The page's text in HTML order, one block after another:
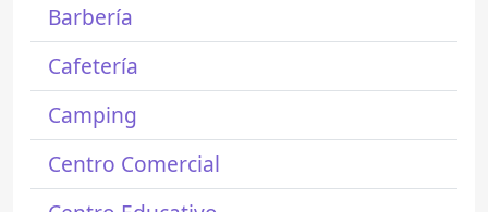
Barbería
Cafetería
Camping
Centro Comercial